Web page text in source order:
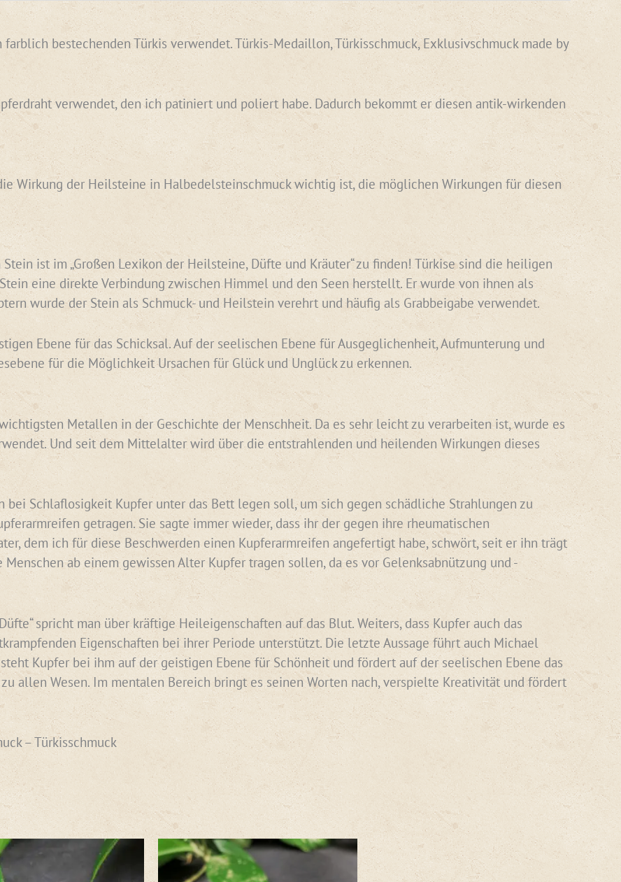
bestechenden Türkis verwendet. Türkis-Medaillon, Türkisschmuck, Exklusivschmuck made by
verwendet, den ich patiniert und poliert habe. Dadurch bekommt er diesen antik-wirkenden
Wirkung der Heilsteine in Halbedelsteinschmuck wichtig ist, die möglichen Wirkungen für diesen
ist im „Großen Lexikon der Heilsteine, Düfte und Kräuter“ zu finden! Türkise sind die heiligen
eine direkte Verbindung zwischen Himmel und den Seen herstellt. Er wurde von ihnen als
wurde der Stein als Schmuck- und Heilstein verehrt und häufig als Grabbeigabe verwendet.
Ebene für das Schicksal. Auf der seelischen Ebene für Ausgeglichenheit, Aufmunterung und
für die Möglichkeit Ursachen für Glück und Unglück zu erkennen.
Metallen in der Geschichte der Menschheit. Da es sehr leicht zu verarbeiten ist, wurde es
Und seit dem Mittelalter wird über die entstrahlenden und heilenden Wirkungen dieses
bei Schlaflosigkeit Kupfer unter das Bett legen soll, um sich gegen schädliche Strahlungen zu
getragen. Sie sagte immer wieder, dass ihr der gegen ihre rheumatischen
dem ich für diese Beschwerden einen Kupferarmreifen angefertigt habe, schwört, seit er ihn trägt
ab einem gewissen Alter Kupfer tragen sollen, da es vor Gelenksabnützung und -
spricht man über kräftige Heileigenschaften auf das Blut. Weiters, dass Kupfer auch das
Eigenschaften bei ihrer Periode unterstützt. Die letzte Aussage führt auch Michael
Kupfer bei ihm auf der geistigen Ebene für Schönheit und fördert auf der seelischen Ebene das
allen Wesen. Im mentalen Bereich bringt es seinen Worten nach, verspielte Kreativität und fördert
– Türkisschmuck